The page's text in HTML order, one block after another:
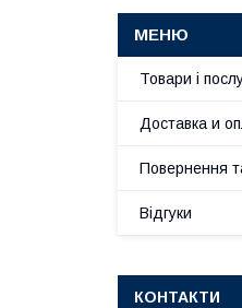
Товари і
Доставка и
Повернення
Відгуки
КОНТАКТИ